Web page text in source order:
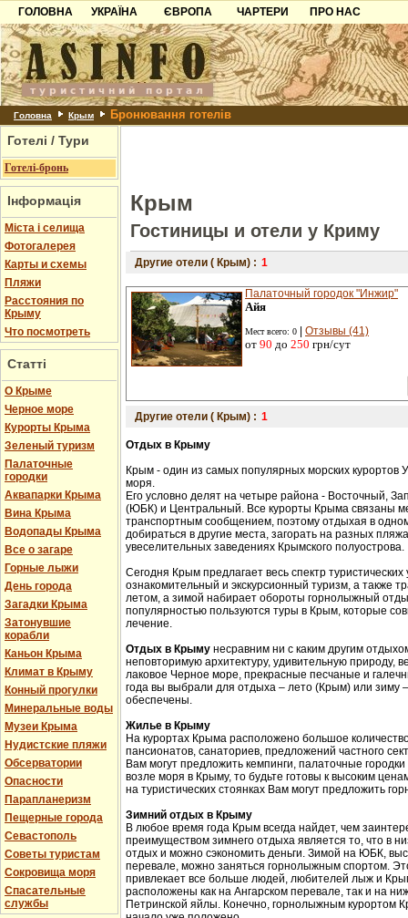
ГОЛОВНА
УКРАЇНА
Карпати
Азов
Причорноморря
Шацьк
ЄВРОПА
Чорногорія
Хорватія
Болгарія
Албанія
ЧАРТЕРИ
ПРО НАС
Контакти
Партнерам
Додати готель
Головна Крым Бронювання готелів
Готелі / Тури
Готелі-бронь
Інформація
Міста і селища
Фотогалерея
Карты и схемы
Пляжи
Расстояния по
Крыму
Что посмотреть
Статті
О Крыме
Черное море
Курорты Крыма
Зеленый туризм
Палаточные
городки
Аквапарки Крыма
Вина Крыма
Водопады Крыма
Все о загаре
Горные лыжи
День города
Загадки Крыма
Затонувшие
корабли
Каньон Крыма
Климат в Крыму
Конный прогулки
Минеральные воды
Музеи Крыма
Нудистские пляжи
Обсерватории
Опасности
Парапланеризм
Пещерные города
Севастополь
Советы туристам
Сокровища моря
Спасательные
службы
Крым
Гостиницы и отели у Криму
Другие отели ( Крым) : 1
Палаточный городок "Инжир"
Айя
Мест всего: 0 Отзывы (41)
от 90 до 250 грн/сут
Другие отели ( Крым) : 1
Отдых в Крыму
Крым - один из самых популярных морских курортов
моря.
Его условно делят на четыре района - Восточный,
(ЮБК) и Центральный. Все курорты Крыма связаны
транспортным сообщением, поэтому отдыхая в
добираться в другие места, загорать на разных
увеселительных заведениях Крымского полуострова.
Сегодня Крым предлагает весь спектр
ознакомительный и экскурсионный туризм, а также
летом, а зимой набирает обороты горнолыжный
популярностью пользуются туры в Крым, которые
лечение.
Отдых в Крыму несравним ни с каким другим
неповторимую архитектуру, удивительную природу,
лаковое Черное море, прекрасные песчаные и
года вы выбрали для отдыха – лето (Крым) или зиму
обеспечены.
Жилье в Крыму
На курортах Крыма расположено большое
пансионатов, санаториев, предложений частного
Вам могут предложить кемпинги, палаточные
возле моря в Крыму, то будьте готовы к высоким
на туристических стоянках Вам могут предложить
Зимний отдых в Крыму
В любое время года Крым всегда найдет, чем
преимуществом зимнего отдыха является то, что в
отдых и можно сэкономить деньги. Зимой на ЮБК,
перевале, можно заняться горнолыжным спортом.
привлекает все больше людей, любителей лыж и
расположены как на Ангарском перевале, так и на
Петринской яйлы. Конечно, горнолыжным курортом